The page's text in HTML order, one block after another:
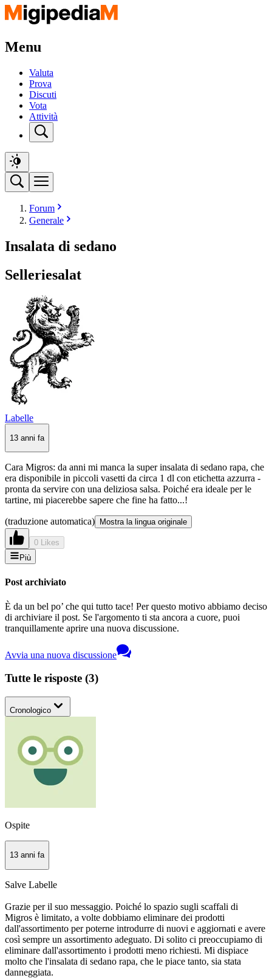
Menu
Valuta
Prova
Discuti
Vota
Attività
Forum
Generale
Insalata di sedano
Selleriesalat
Labelle
13 anni fa
Cara Migros: da anni mi manca la super insalata di sedano rapa, che
era disponibile in piccoli vasetti da circa 1 dl con etichetta azzurra -
pronta da servire con una deliziosa salsa. Poiché era ideale per le
tartine, mi piacerebbe sapere che fine ha fatto...!
(traduzione automatica) Mostra la lingua originale
0 Likes
Più
Post archiviato
È da un bel po’ che qui tutto tace! Per questo motivo abbiamo deciso
di archiviare il post. Se l'argomento ti sta ancora a cuore, puoi
tranquillamente aprire una nuova discussione.
Avvia una nuova discussione
Tutte le risposte (3)
Cronologico
Ospite
13 anni fa
Salve Labelle
Grazie per il suo messaggio. Poiché lo spazio sugli scaffali di
Migros è limitato, a volte dobbiamo eliminare dei prodotti
dall'assortimento per poterne introdurre di nuovi e aggiornati e avere
così sempre un assortimento adeguato. Di solito ci preoccupiamo di
eliminare dall'assortimento i prodotti meno richiesti. Mi dispiace
molto che l'insalata di sedano rapa, che le piace tanto, sia stata
danneggiata.